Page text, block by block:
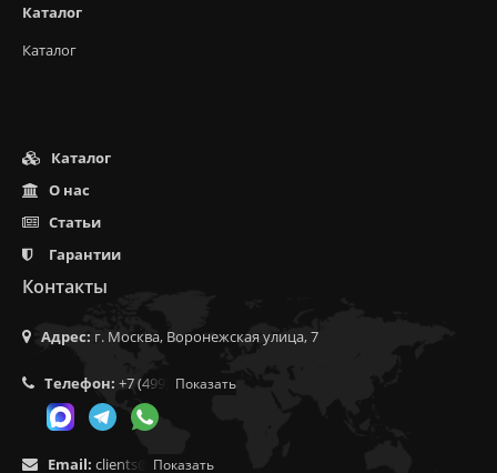
Каталог
Каталог
Каталог
О нас
Статьи
Гарантии
Контакты
Адрес: г. Москва, Воронежская улица, 7
Телефон: +7 (499) 350-55-05
Показать
Email: clients@f9.market
Показать